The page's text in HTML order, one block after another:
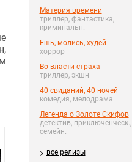
Материя времени
триллер, фантастика,
криминальн.
Ешь, молись, худей
хоррор
Во власти страха
триллер, экшн
40 свиданий, 40 ночей
комедия, мелодрама
Легенда о Золоте Скифов
детектив, приключенческ.,
семейн.
все релизы